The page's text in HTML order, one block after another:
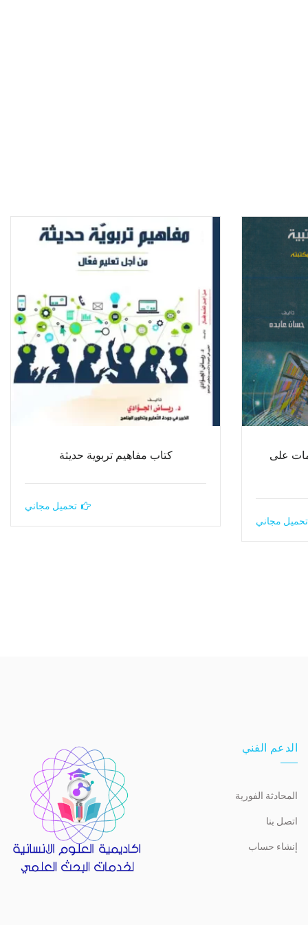
على
تحميل مجاني
كتاب مفاهيم تربوية حديثة
تحميل مجاني
الدعم الفني
المحادثة الفورية
اتصل بنا
إنشاء حساب